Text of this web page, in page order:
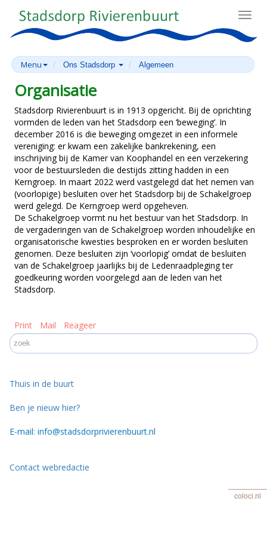
Menu Ons Stadsdorp Algemeen
Organisatie
Stadsdorp Rivierenbuurt is in 1913 opgericht. Bij de oprichting
vormden de leden van het Stadsdorp een ‘beweging’. In
december 2016 is die beweging omgezet in een informele
vereniging: er kwam een zakelijke bankrekening, een
inschrijving bij de Kamer van Koophandel en een verzekering
voor de bestuursleden die destijds zitting hadden in een
Kerngroep. In maart 2022 werd vastgelegd dat het nemen van
(voorlopige) besluiten over het Stadsdorp bij de Schakelgroep
werd gelegd. De Kerngroep werd opgeheven.
De Schakelgroep vormt nu het bestuur van het Stadsdorp. In
de vergaderingen van de Schakelgroep worden inhoudelijke en
organisatorische kwesties besproken en er worden besluiten
genomen. Deze besluiten zijn ‘voorlopig’ omdat de besluiten
van de Schakelgroep jaarlijks bij de Ledenraadpleging ter
goedkeuring worden voorgelegd aan de leden van het
Stadsdorp.
Print Mail Reageer
Thuis in de buurt
Ben je nieuw hier?
E-mail: info@stadsdorprivierenbuurt.nl
Contact webredactie
coloci.nl